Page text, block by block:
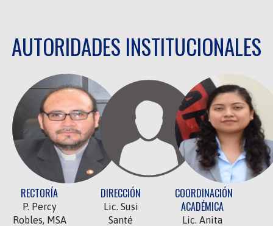
AUTORIDADES INSTITUCIONALES
RECTORÍA
P. Percy
Robles, MSA
DIRECCIÓN
Lic. Susi
Santé
COORDINACIÓN
ACADÉMICA
Lic. Anita